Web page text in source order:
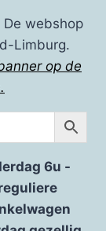
De webshop
Limburg.
op de
6u -